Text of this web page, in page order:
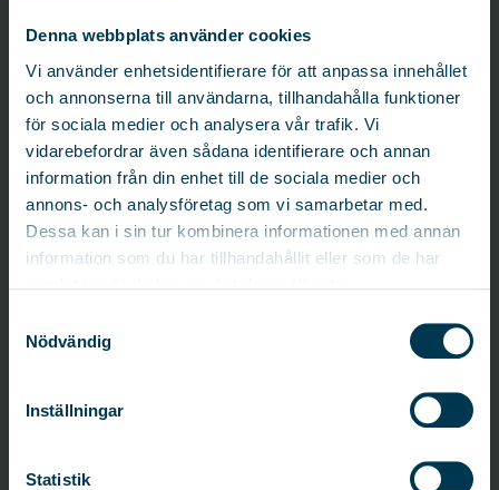
Denna webbplats använder cookies
Vi använder enhetsidentifierare för att anpassa innehållet
och annonserna till användarna, tillhandahålla funktioner
för sociala medier och analysera vår trafik. Vi
vidarebefordrar även sådana identifierare och annan
information från din enhet till de sociala medier och
annons- och analysföretag som vi samarbetar med.
Dessa kan i sin tur kombinera informationen med annan
information som du har tillhandahållit eller som de har
Nödvändig
Inställningar
Statistik
Trygg hantering
Betalningar hanteras säkert via Pennybridge
och Ping Payments med kort eller Swish, och
kvitton skickas via Kivra eller e-post. De sköter
sedan utbetalningen till vald fond. Min Gåva
matchar gåvan med rätt mottagare och
förmedlar minnesbladet till begravningsbyrån.
Transparent kostnad
betalningsmetod. För begravningsbyrån är